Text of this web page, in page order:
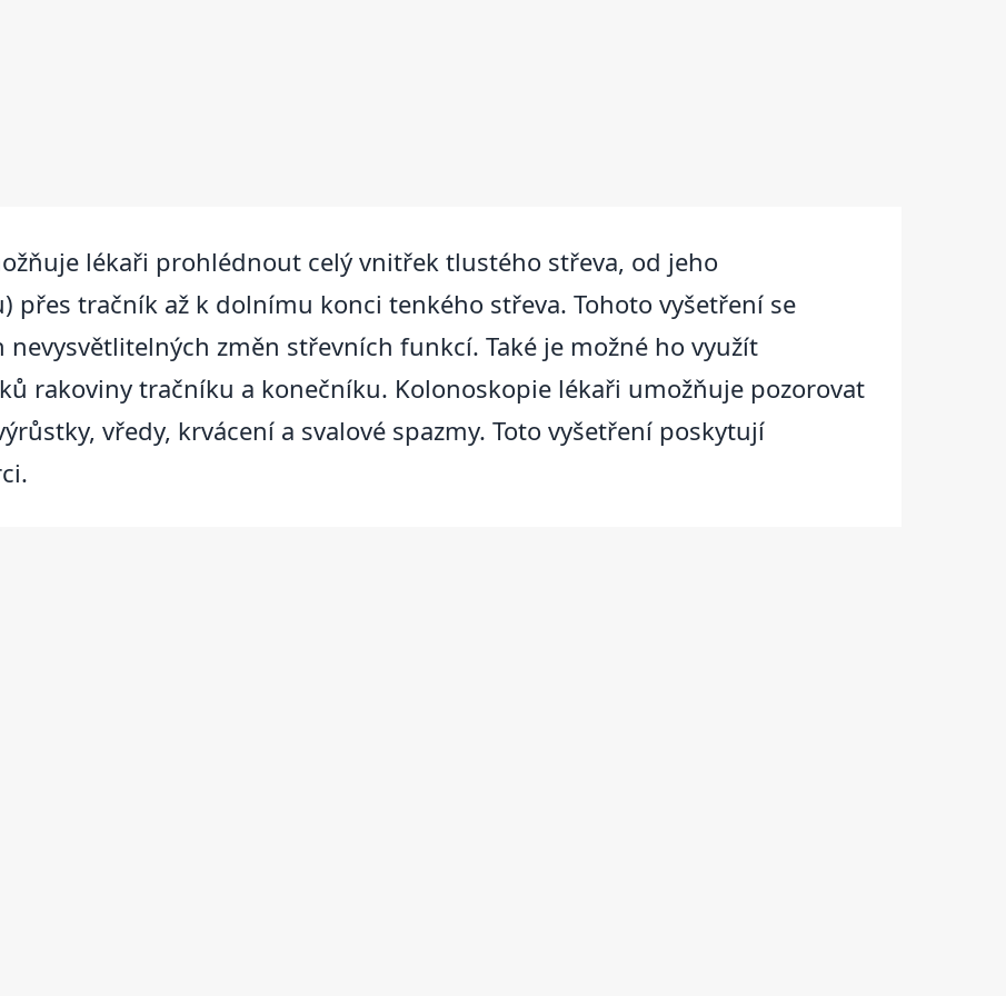
lékaři prohlédnout celý vnitřek tlustého střeva, od jeho
přes tračník až k dolnímu konci tenkého střeva. Tohoto vyšetření se
změn střevních funkcí. Také je možné ho využít
rakoviny tračníku a konečníku. Kolonoskopie lékaři umožňuje pozorovat
vředy, krvácení a svalové spazmy. Toto vyšetření poskytují